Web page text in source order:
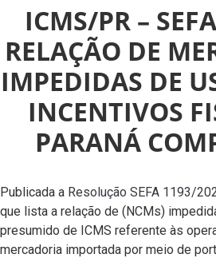
ICMS/PR –
RELAÇÃO DE
IMPEDIDAS DE
INCENTIVOS
PARANÁ
Publicada a Resolução SEFA 1193/
que lista a relação de (NCMs)
presumido de ICMS referente às
mercadoria importada por meio de